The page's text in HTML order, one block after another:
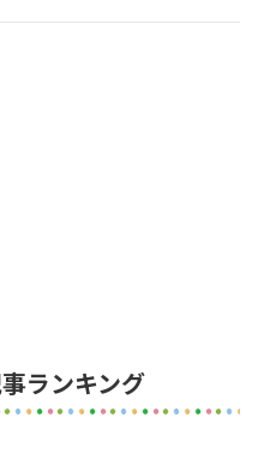
ランキング